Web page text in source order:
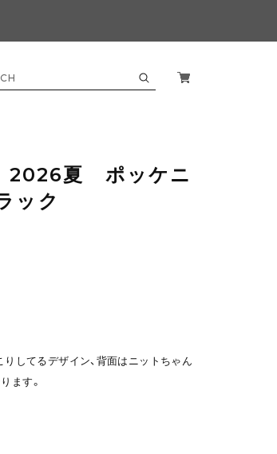
夏 ポッケニ
ック
してるデザイン、背面はニットちゃん
ます。